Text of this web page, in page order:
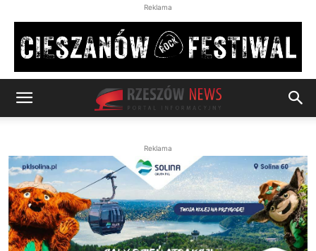
Reklama
Reklama